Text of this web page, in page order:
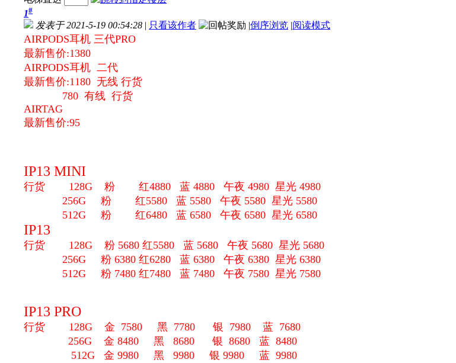
1#
发表于 2021-5-19 00:54:28 | 只看该作者 |倒序浏览 |阅读模式
AIRPODS耳机 三代PRO
最新售价:1380
AIRPODS耳机 二代
最新售价:1180 无线 行货
780 有线 行货
AIRTAG
最新售价:95
IP13 MINI
行货 128G 粉 红4880 蓝 4880 午夜 4980 星光 4980
256G 粉 红5580 蓝 5580 午夜 5580 星光 5580
512G 粉 红6480 蓝 6580 午夜 6580 星光 6580
IP13
行货 128G 粉 5680 红5580 蓝 5680 午夜 5680 星光 5680
256G 粉 6380 红6280 蓝 6380 午夜 6380 星光 6380
512G 粉 7480 红7480 蓝 7480 午夜 7580 星光 7580
IP13 PRO
行货 128G 金 7580 黑 7780 银 7980 蓝 7680
256G 金 8480 黑 8680 银 8680 蓝 8480
512G 金 9980 黑 9980 银 9980 蓝 9980